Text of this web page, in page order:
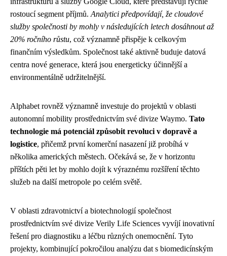
rostoucí segment příjmů. Analytici předpovídají, že cloudové
služby společnosti by mohly v následujících letech dosáhnout až
20% ročního růstu, což významně přispěje k celkovým
finančním výsledkům. Společnost také aktivně buduje datová
centra nové generace, která jsou energeticky účinnější a
environmentálně udržitelnější.
Alphabet rovněž významně investuje do projektů v oblasti
autonomní mobility prostřednictvím své divize Waymo. Tato
technologie má potenciál způsobit revoluci v dopravě a
logistice, přičemž první komerční nasazení již probíhá v
několika amerických městech. Očekává se, že v horizontu
příštích pěti let by mohlo dojít k výraznému rozšíření těchto
služeb na další metropole po celém světě.
V oblasti zdravotnictví a biotechnologií společnost
prostřednictvím své divize Verily Life Sciences vyvíjí inovativní
řešení pro diagnostiku a léčbu různých onemocnění. Tyto
projekty, kombinující pokročilou analýzu dat s biomedicínským